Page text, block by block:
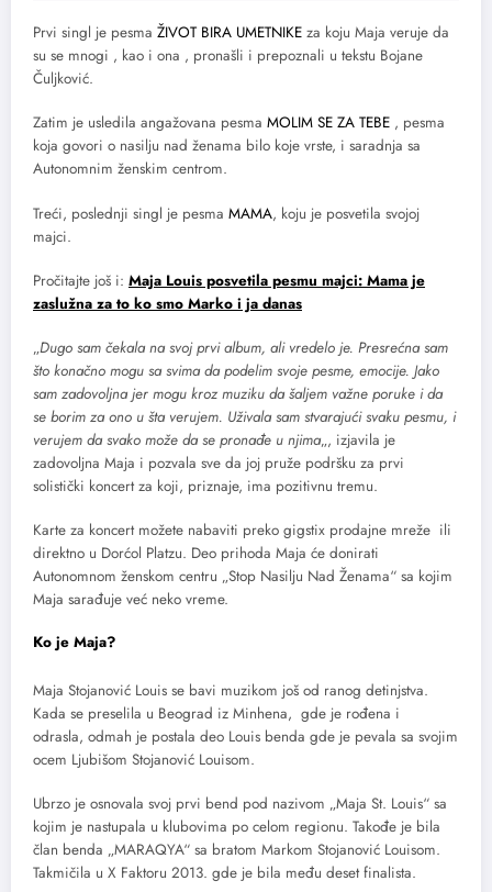
Prvi singl je pesma ŽIVOT BIRA UMETNIKE za koju Maja veruje da
su se mnogi , kao i ona , pronašli i prepoznali u tekstu Bojane
Čuljković.
Zatim je usledila angažovana pesma MOLIM SE ZA TEBE , pesma
koja govori o nasilju nad ženama bilo koje vrste, i saradnja sa
Autonomnim ženskim centrom.
Treći, poslednji singl je pesma MAMA, koju je posvetila svojoj
majci.
Pročitajte još i: Maja Louis posvetila pesmu majci: Mama je
zaslužna za to ko smo Marko i ja danas
„Dugo sam čekala na svoj prvi album, ali vredelo je. Presrećna sam
što konačno mogu sa svima da podelim svoje pesme, emocije. Jako
sam zadovoljna jer mogu kroz muziku da šaljem važne poruke i da
se borim za ono u šta verujem. Uživala sam stvarajući svaku pesmu, i
verujem da svako može da se pronađe u njima„, izjavila je
zadovoljna Maja i pozvala sve da joj pruže podršku za prvi
solistički koncert za koji, priznaje, ima pozitivnu tremu.
Karte za koncert možete nabaviti preko gigstix prodajne mreže ili
direktno u Dorćol Platzu. Deo prihoda Maja će donirati
Autonomnom ženskom centru „Stop Nasilju Nad Ženama“ sa kojim
Maja sarađuje već neko vreme.
Ko je Maja?
Maja Stojanović Louis se bavi muzikom još od ranog detinjstva.
Kada se preselila u Beograd iz Minhena, gde je rođena i
odrasla, odmah je postala deo Louis benda gde je pevala sa svojim
ocem Ljubišom Stojanović Louisom.
Ubrzo je osnovala svoj prvi bend pod nazivom „Maja St. Louis“ sa
kojim je nastupala u klubovima po celom regionu. Takođe je bila
član benda „MARAQYA“ sa bratom Markom Stojanović Louisom.
Takmičila u X Faktoru 2013. gde je bila među deset finalista.